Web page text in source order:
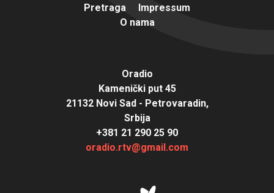
Pretraga
Impressum
O nama
Oradio
Kamenički put 45
21132 Novi Sad - Petrovaradin,
Srbija
+381 21 290 25 90
oradio.rtv@gmail.com